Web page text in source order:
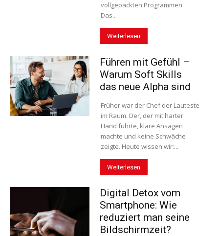
vollgepackten Programmen.
Das...
Weiterlesen
Führen mit Gefühl –
Warum Soft Skills
das neue Alpha sind
Früher war der Chef der Lauteste
im Raum. Der, der mit harter
Hand führte, klare Ansagen
machte und keine Schwäche
zeigte. Heute wissen wir:...
Weiterlesen
Digital Detox vom
Smartphone: Wie
reduziert man seine
Bildschirmzeit?